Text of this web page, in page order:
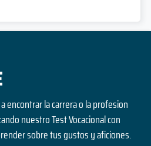
encontrar la carrera o la profesion
nuestro Test Vocacional con
sobre tus gustos y aficiones.